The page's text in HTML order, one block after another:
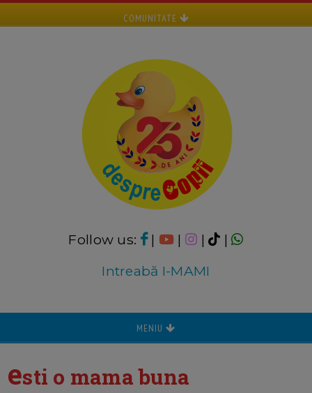
COMUNITATE
Follow us: | | |
|
Intreabă I-MAMI
MENIU
esti o mama buna